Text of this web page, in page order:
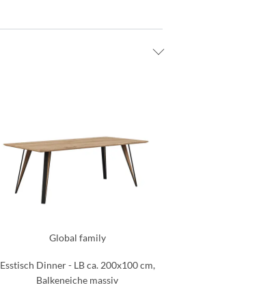
Global family
Esstisch Dinner - LB ca. 200x100 cm,
Balkeneiche massiv